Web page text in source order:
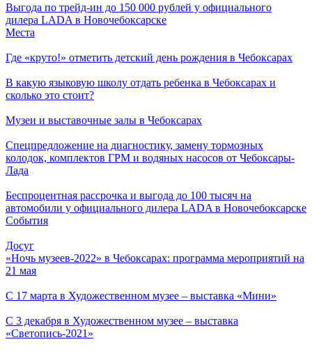
Выгода по трейд-ин до 150 000 рублей у официального
дилера LADA в Новочебоксарске
Места
Где «круто!» отметить детский день рождения в Чебоксарах
В какую языковую школу отдать ребенка в Чебоксарах и
сколько это стоит?
Музеи и выставочные залы в Чебоксарах
Спецпредложение на диагностику, замену тормозных
колодок, комплектов ГРМ и водяных насосов от Чебоксары-
Лада
Беспроцентная рассрочка и выгода до 100 тысяч на
автомобили у официального дилера LADA в Новочебоксарске
События
Досуг
«Ночь музеев-2022» в Чебоксарах: программа мероприятий на
21 мая
С 17 марта в Художественном музее – выставка «Мини»
С 3 декабря в Художественном музее – выставка
«Светопись-2021»